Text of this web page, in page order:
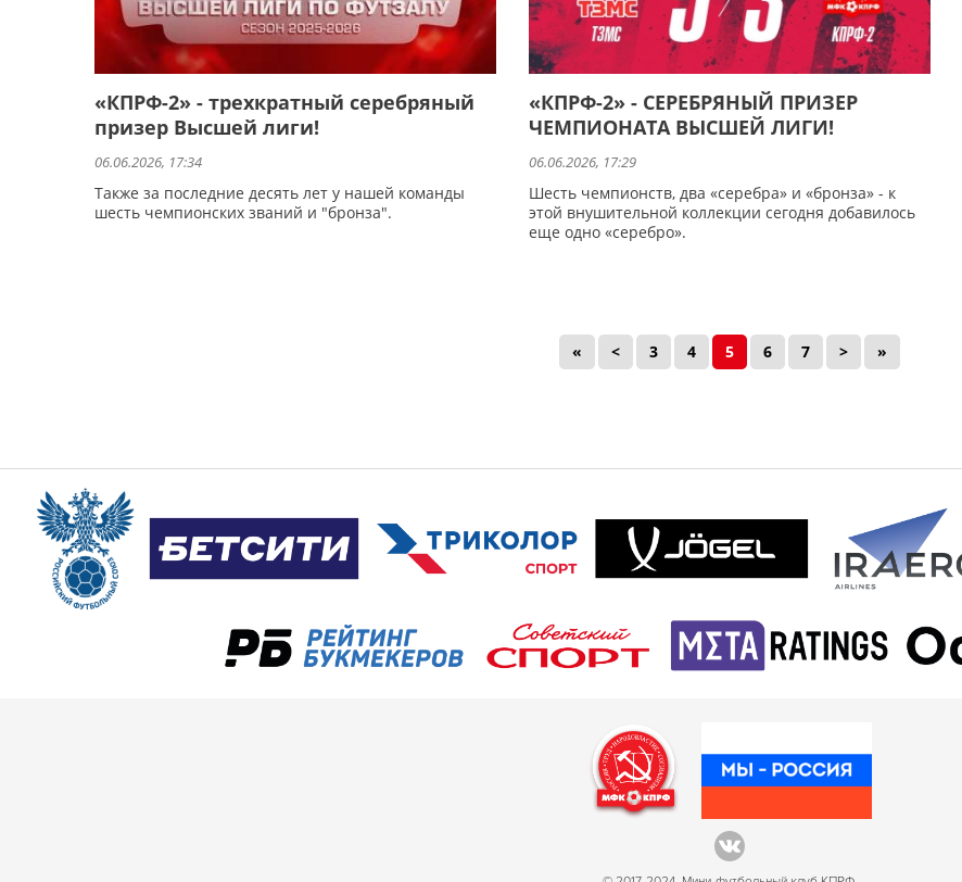
«КПРФ-2» - трехкратный серебряный
призер Высшей лиги!
06.06.2026, 17:34
Также за последние десять лет у нашей команды
шесть чемпионских званий и "бронза".
«КПРФ-2» - СЕРЕБРЯНЫЙ ПРИЗЕР
ЧЕМПИОНАТА ВЫСШЕЙ ЛИГИ!
06.06.2026, 17:29
Шесть чемпионств, два «серебра» и «бронза» - к
этой внушительной коллекции сегодня добавилось
еще одно «серебро».
« < 3 4 5 6 7 > »